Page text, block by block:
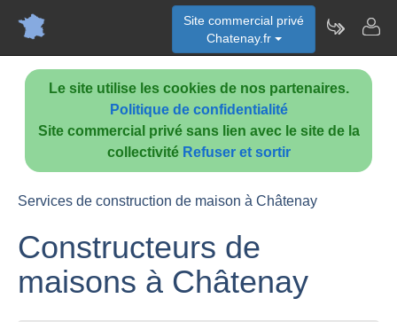
Le site utilise les cookies de nos partenaires.
Politique de confidentialité
Site commercial privé sans lien avec le site de la
collectivité Refuser et sortir
Site commercial privé
Chatenay.fr
Services de construction de maison à Châtenay
Constructeurs de
maisons à Châtenay